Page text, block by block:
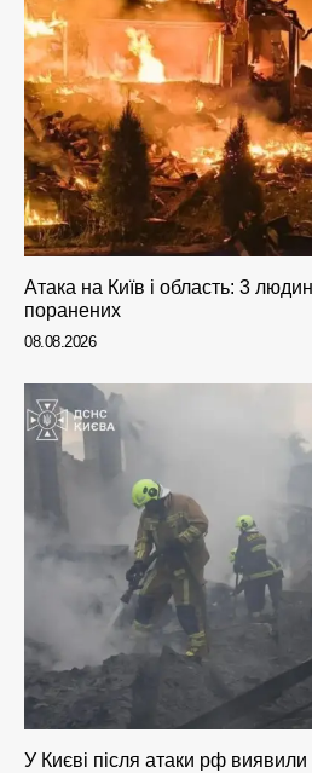
Атака на Київ і область: 3
поранених
08.08.2026
У Києві після атаки рф виявили